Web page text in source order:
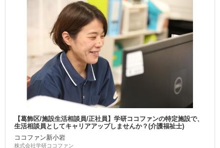
【葛飾区/施設生活相談員/正社員】学研ココファンの特定施設で、
生活相談員としてキャリアアップしませんか？(介護福祉士)
ココファン新小岩
株式会社学研ココファン